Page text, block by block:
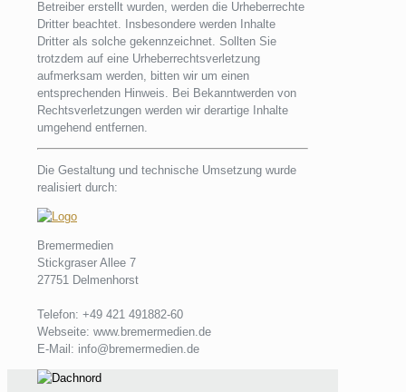
Betreiber erstellt wurden, werden die Urheberrechte
Dritter beachtet. Insbesondere werden Inhalte
Dritter als solche gekennzeichnet. Sollten Sie
trotzdem auf eine Urheberrechtsverletzung
aufmerksam werden, bitten wir um einen
entsprechenden Hinweis. Bei Bekanntwerden von
Rechtsverletzungen werden wir derartige Inhalte
umgehend entfernen.
Die Gestaltung und technische Umsetzung wurde
realisiert durch:
Bremermedien
Stickgraser Allee 7
27751 Delmenhorst
Telefon: +49 421 491882-60
Webseite: www.bremermedien.de
E-Mail: info@bremermedien.de